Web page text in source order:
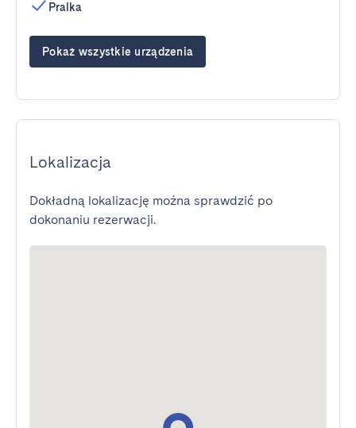
Pralka
Pokaż wszystkie urządzenia
Lokalizacja
Dokładną lokalizację można sprawdzić po
dokonaniu rezerwacji.